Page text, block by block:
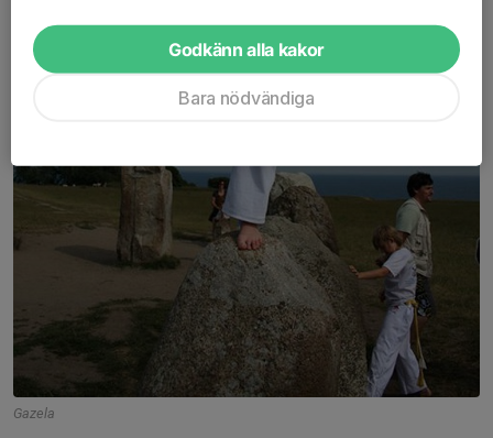
Gazela
Godkänn alla kakor
Bara nödvändiga